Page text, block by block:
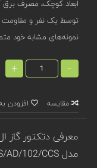
ابعاد کوچک، مصرف برق
توسط یک نفر و مقاومت
نمونه‌های مشابه خود
-
+
مقایسه افزودن
مدل RAS/AD/102/CCS